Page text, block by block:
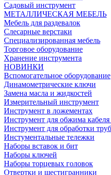
Садовый инструмент
МЕТАЛЛИЧЕСКАЯ МЕБЕЛЬ
Мебель для раздевалок
Слесарные верстаки
Специализированная мебель
Торговое оборудование
Хранение инструмента
НОВИНКИ
Вспомогательное оборудование
Динамометрические ключи
Замена масла и жидкостей
Измерительный инструмент
Инструмент в ложементах
Инструмент для обжима
Инструмент для обработки труб
Инстументальные тележки
Наборы вставок и бит
Наборы ключей
Наборы торцевых головок
Отвертки и шестигранники